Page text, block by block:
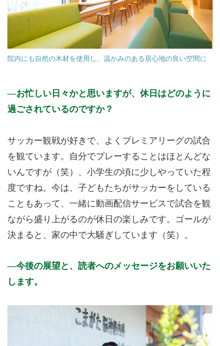
院内にも自然の木材を使用し、温かみのある居心地の良い空間に
お忙しい日々かと思いますが、休日はどのように
過ごされているのですか？
サッカー観戦が好きで、よくプレミアリーグの試合
を観ています。自分でプレーすることはほとんどな
いんですが（笑）、小学生の頃に少しやっていた程
度ですね。今は、子どもたちがサッカーをしている
こともあって、一緒に動画配信サービスで試合を観
ながら盛り上がるのが休日の楽しみです。ゴールが
決まると、家の中で大騒ぎしています（笑）。
今後の展望と、読者へのメッセージをお願いいた
します。